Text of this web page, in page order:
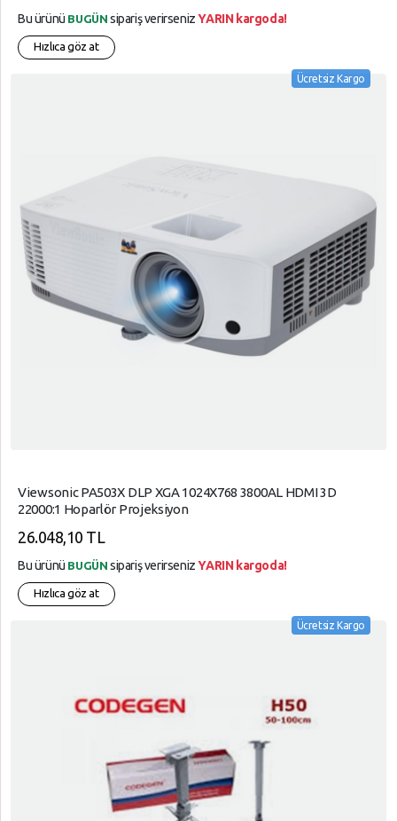
Bu ürünü BUGÜN sipariş verirsenizYARIN kargoda!
Hızlıca göz at
Ücretsiz Kargo
Viewsonic PA503X DLP XGA 1024X768 3800AL HDMI 3D
22000:1 Hoparlör Projeksiyon
26.048,10 TL
Bu ürünü BUGÜN sipariş verirsenizYARIN kargoda!
Hızlıca göz at
Ücretsiz Kargo